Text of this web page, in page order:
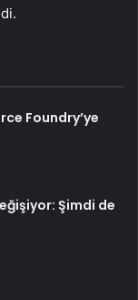
Foundry’ye
Şimdi de